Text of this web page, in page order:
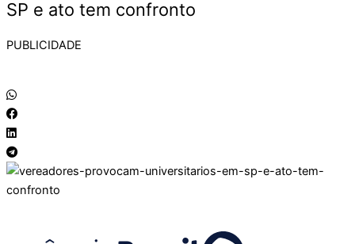
SP e ato tem confronto
PUBLICIDADE